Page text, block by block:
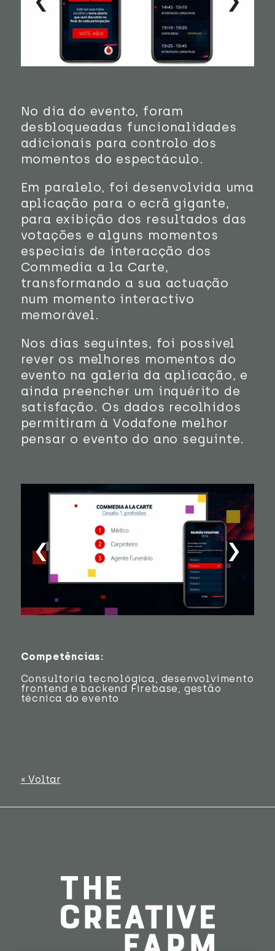
No dia do evento, foram
desbloqueadas funcionalidades
adicionais para controlo dos
momentos do espectáculo.
Em paralelo, foi desenvolvida uma
aplicação para o ecrã gigante,
para exibição dos resultados das
votações e alguns momentos
especiais de interacção dos
Commedia a la Carte,
transformando a sua actuação
num momento interactivo
memorável.
Nos dias seguintes, foi possível
rever os melhores momentos do
evento na galeria da aplicação, e
ainda preencher um inquérito de
satisfação. Os dados recolhidos
permitiram à Vodafone melhor
pensar o evento do ano seguinte.
‹ ›
Competências:
Consultoria tecnológica, desenvolvimento
frontend e backend Firebase, gestão
técnica do evento
« Voltar